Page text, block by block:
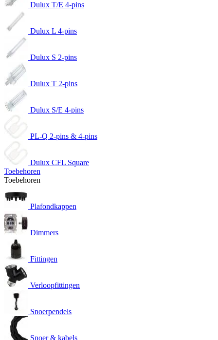
Dulux T/E 4-pins
Dulux L 4-pins
Dulux S 2-pins
Dulux T 2-pins
Dulux S/E 4-pins
PL-Q 2-pins & 4-pins
Dulux CFL Square
Toebehoren
Toebehoren
Plafondkappen
Dimmers
Fittingen
Verloopfittingen
Snoerpendels
Snoer & kabels